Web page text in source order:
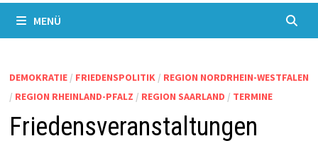
MENÜ
DEMOKRATIE/ FRIEDENSPOLITIK/ REGION NORDRHEIN-WESTFALEN
/ REGION RHEINLAND-PFALZ / REGION SAARLAND / TERMINE
Friedensveranstaltungen